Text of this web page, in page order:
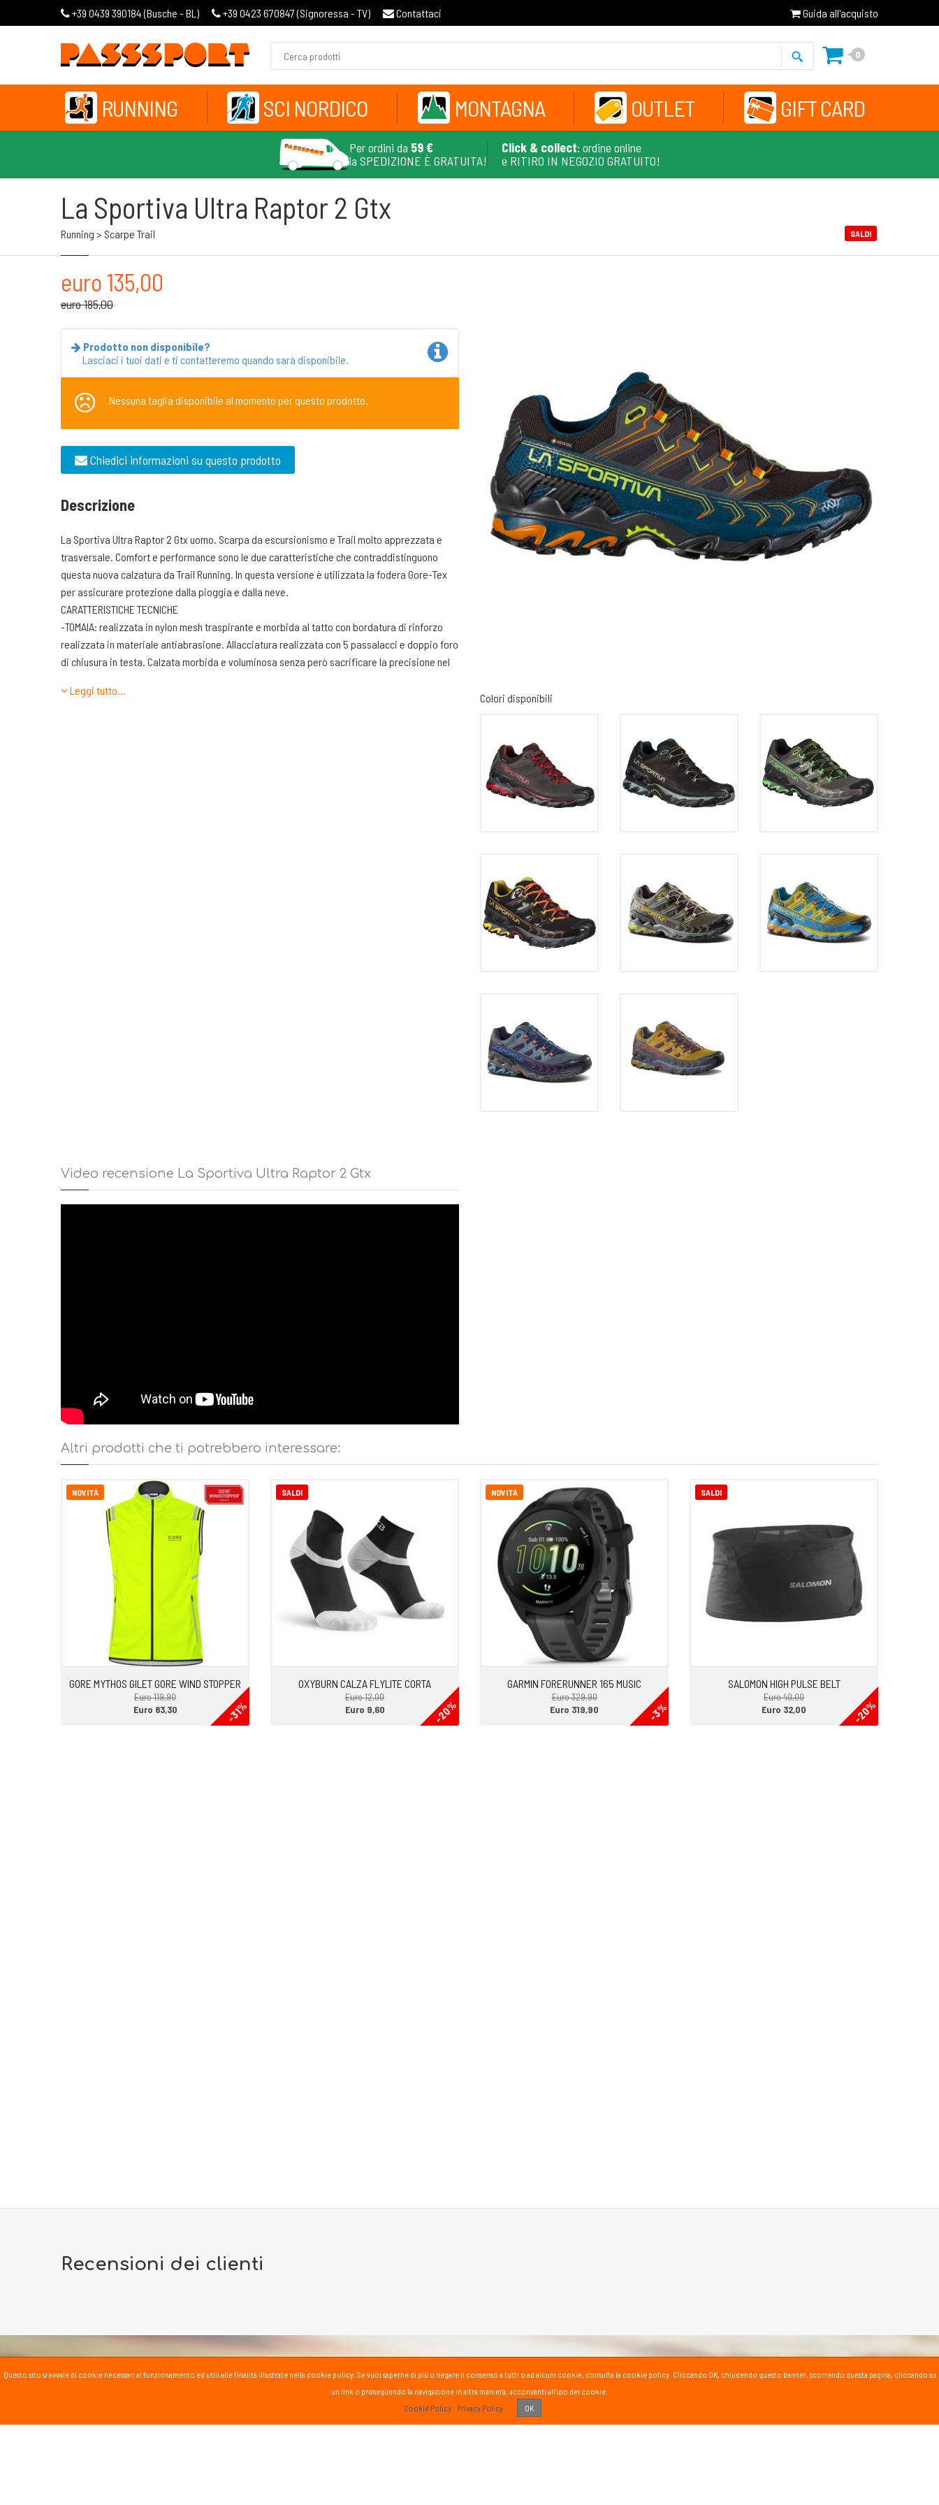
+39 0439 390184 (Busche - BL ) +39 0423 670847 (Signoressa - TV) Contattaci Guida all'acquisto
0
RUNNING SCI NORDICO MONTAGNA OUTLET GIFT CARD
Per ordini da 59 €
la SPEDIZIONE È GRATUITA!
Click & collect: ordine online
e RITIRO IN NEGOZIO GRATUITO!
La Sportiva Ultra Raptor 2 Gtx
Running > Scarpe Trail SALDI
Colori disponibili
euro 135,00
euro 185,00
Prodotto non disponibile?
Lasciaci i tuoi dati e ti contatteremo quando sarà disponibile.
Nessuna taglia disponibile al momento per questo prodotto.
Chiedici informazioni su questo prodotto
Descrizione
La Sportiva Ultra Raptor 2 Gtx uomo. Scarpa da escursionismo e Trail molto apprezzata e
trasversale. Comfort e performance sono le due caratteristiche che contraddistinguono
questa nuova calzatura da Trail Running. In questa versione è utilizzata la fodera Gore-Tex
per assicurare protezione dalla pioggia e dalla neve.
CARATTERISTICHE TECNICHE
-TOMAIA: realizzata in nylon mesh traspirante e morbida al tatto con bordatura di rinforzo
realizzata in materiale antiabrasione. Allacciatura realizzata con 5 passalacci e doppio foro
di chiusura in testa. Calzata morbida e voluminosa senza però sacrificare la precisione nel
quando il terreno è bagnato, quando piove o quando ci troviamo in presenza di fondo
Leggi tutto…
Video recensione La Sportiva Ultra Raptor 2 Gtx
Altri prodotti che ti potrebbero interessare:
NOVITÀ
GORE MYTHOS GILET GORE WIND STOPPER
Euro 119,90
-31%
Euro 83,30
SALDI
OXYBURN CALZA FLYLITE CORTA
Euro 12,00
-20%
Euro 9,60
NOVITÀ
GARMIN FORERUNNER 165 MUSIC
Euro 329,90
-3%
Euro 319,90
SALDI
SALOMON HIGH PULSE BELT
Euro 40,00
-20%
Euro 32,00
Recensioni dei clienti
PASSSPORT SU YOUTUBE
Questo sito si avvale di cookie necessari al funzionamento ed utili alle finalità illustrate nella cookie policy. Se vuoi saperne di più o negare il consenso a tutti o ad alcuni cookie, consulta la cookie policy. Cliccando OK, chiudendo questo banner, scorrendo questa pagina, cliccando su
un link o proseguendo la navigazione in altra maniera, acconsenti all'uso dei cookie.
Cookie Policy
Privacy Policy OK